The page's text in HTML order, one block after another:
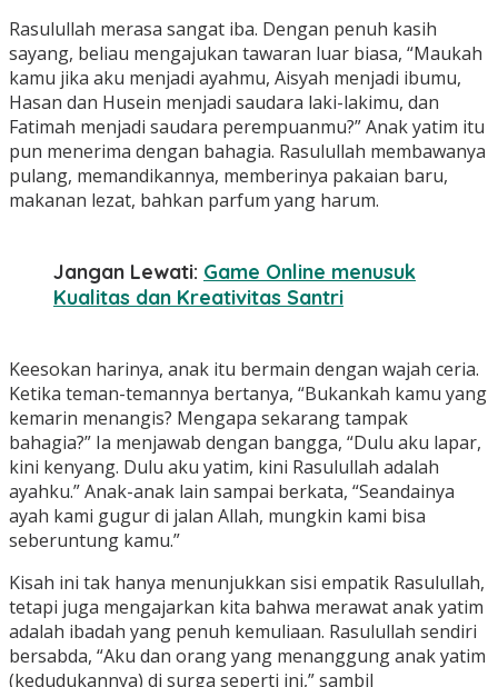
Rasulullah merasa sangat iba. Dengan penuh kasih
sayang, beliau mengajukan tawaran luar biasa, “Maukah
kamu jika aku menjadi ayahmu, Aisyah menjadi ibumu,
Hasan dan Husein menjadi saudara laki-lakimu, dan
Fatimah menjadi saudara perempuanmu?” Anak yatim itu
pun menerima dengan bahagia. Rasulullah membawanya
pulang, memandikannya, memberinya pakaian baru,
makanan lezat, bahkan parfum yang harum.
Jangan Lewati: Game Online menusuk
Kualitas dan Kreativitas Santri
Keesokan harinya, anak itu bermain dengan wajah ceria.
Ketika teman-temannya bertanya, “Bukankah kamu yang
kemarin menangis? Mengapa sekarang tampak
bahagia?” Ia menjawab dengan bangga, “Dulu aku lapar,
kini kenyang. Dulu aku yatim, kini Rasulullah adalah
ayahku.” Anak-anak lain sampai berkata, “Seandainya
ayah kami gugur di jalan Allah, mungkin kami bisa
seberuntung kamu.”
Kisah ini tak hanya menunjukkan sisi empatik Rasulullah,
tetapi juga mengajarkan kita bahwa merawat anak yatim
adalah ibadah yang penuh kemuliaan. Rasulullah sendiri
bersabda, “Aku dan orang yang menanggung anak yatim
(kedudukannya) di surga seperti ini,” sambil